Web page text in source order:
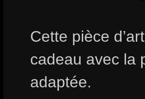
Cette pièce
cadeau avec la
adaptée.